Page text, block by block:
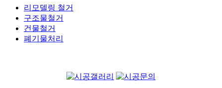
리모델링 철거
구조물철거
건물철거
폐기물처리